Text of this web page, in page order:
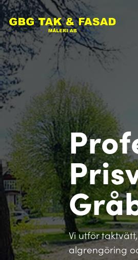
Vi utför
algrengöring